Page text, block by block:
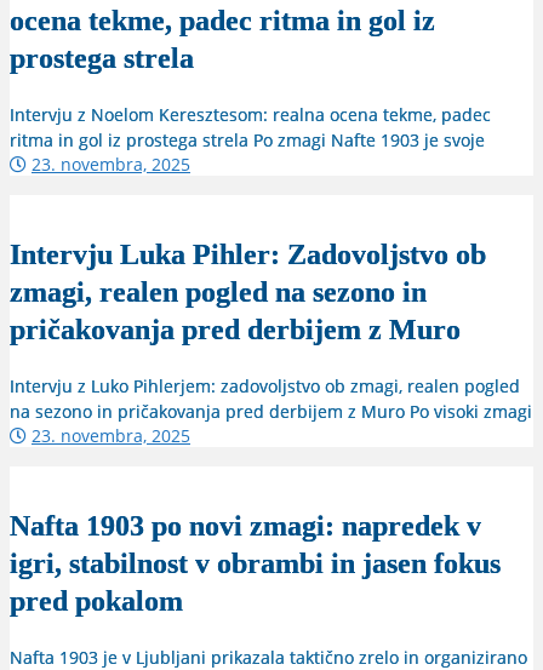
ocena tekme, padec ritma in gol iz
prostega strela
Intervju z Noelom Keresztesom: realna ocena tekme, padec
ritma in gol iz prostega strela Po zmagi Nafte 1903 je svoje
23. novembra, 2025
Intervju Luka Pihler: Zadovoljstvo ob
zmagi, realen pogled na sezono in
pričakovanja pred derbijem z Muro
Intervju z Luko Pihlerjem: zadovoljstvo ob zmagi, realen pogled
na sezono in pričakovanja pred derbijem z Muro Po visoki zmagi
23. novembra, 2025
Nafta 1903 po novi zmagi: napredek v
igri, stabilnost v obrambi in jasen fokus
pred pokalom
Nafta 1903 je v Ljubljani prikazala taktično zrelo in organizirano